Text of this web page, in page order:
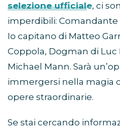
selezione ufficiale, ci
imperdibili: Comandante
Io capitano di Matteo
Coppola, Dogman di Luc
Michael Mann. Sarà
immergersi nella magia
opere straordinarie.
Se stai cercando